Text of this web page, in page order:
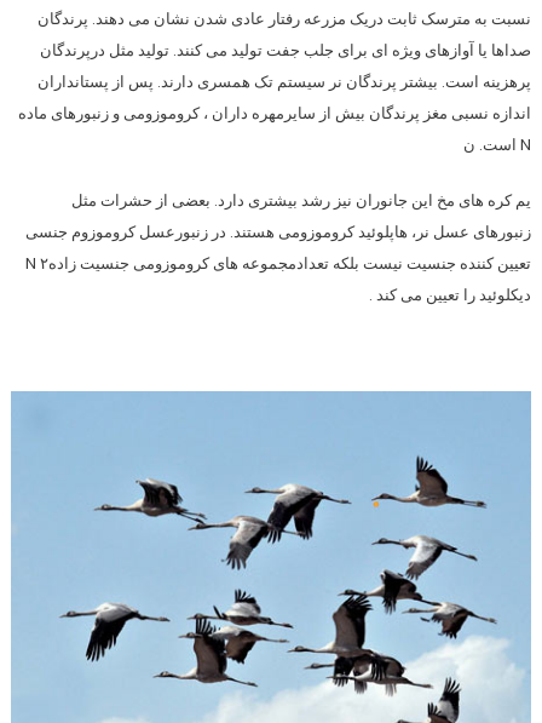
نسبت به مترسک ثابت دریک مزرعه رفتار عادی شدن نشان می دهند. پرندگان
صداها یا آوازهای ویژه ای برای جلب جفت تولید می کنند. تولید مثل درپرندگان
پرهزینه است. بیشتر پرندگان نر سیستم تک همسری دارند. پس از پستانداران
اندازه نسبی مغز پرندگان بیش از سایرمهره داران ، کروموزومی و زنبورهای ماده
N است. ن
یم کره های مخ این جانوران نیز رشد بیشتری دارد. بعضی از حشرات مثل
زنبورهای عسل نر، هاپلوئید کروموزومی هستند. در زنبورعسل کروموزوم جنسی
تعیین کننده جنسیت نیست بلکه تعدادمجموعه های کروموزومی جنسیت زاده۲ N
دیکلوئید را تعیین می کند .